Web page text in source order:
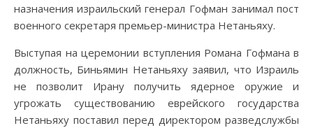
назначения израильский генерал Гофман занимал пост
военного секретаря премьер-министра Нетаньяху.
Выступая на церемонии вступления Романа Гофмана в
должность, Биньямин Нетаньяху заявил, что Израиль
не позволит Ирану получить ядерное оружие и
угрожать существованию еврейского государства
Нетаньяху поставил перед директором разведслужбы